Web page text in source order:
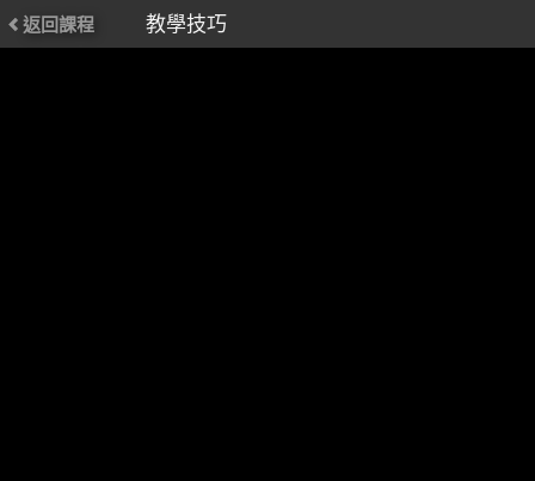
返回課程 教學技巧